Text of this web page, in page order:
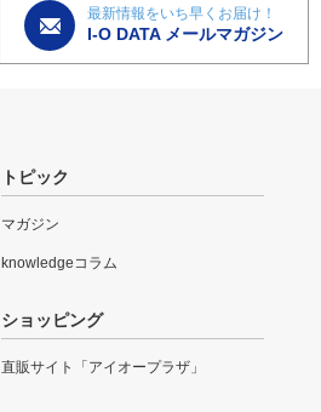
最新情報をいち早くお届け！
I-O DATA メールマガジン
トピック
マガジン
knowledgeコラム
ショッピング
直販サイト「アイオープラザ」